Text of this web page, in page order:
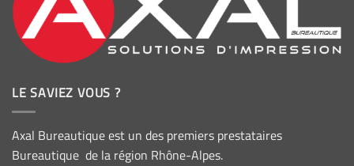
LE SAVIEZ VOUS ?
Axal Bureautique est un des premiers prestataires
Bureautique de la région Rhône-Alpes.